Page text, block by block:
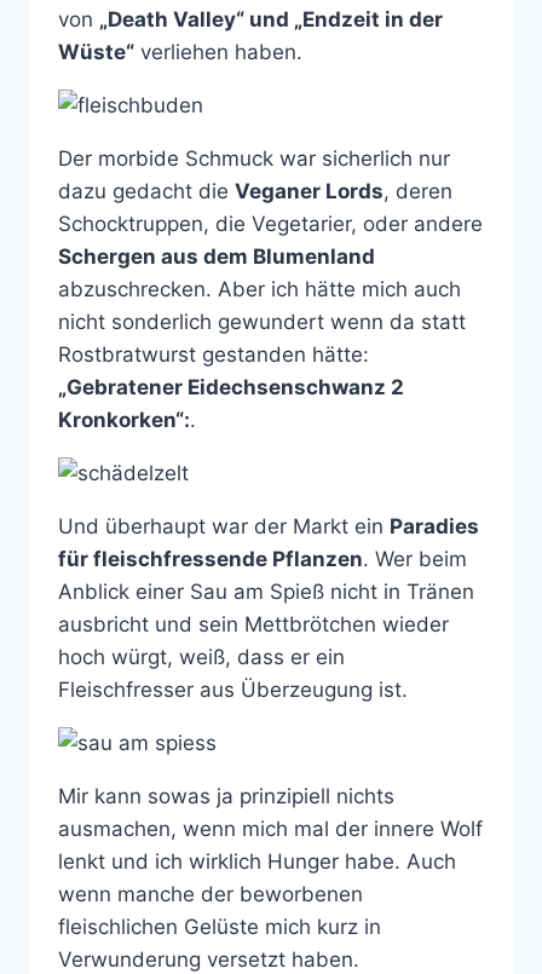
von „Death Valley“ und „Endzeit in der
Wüste“ verliehen haben.
Der morbide Schmuck war sicherlich nur
dazu gedacht die Veganer Lords, deren
Schocktruppen, die Vegetarier, oder andere
Schergen aus dem Blumenland
abzuschrecken. Aber ich hätte mich auch
nicht sonderlich gewundert wenn da statt
Rostbratwurst gestanden hätte:
„Gebratener Eidechsenschwanz 2
Kronkorken“:.
Und überhaupt war der Markt ein Paradies
für fleischfressende Pflanzen. Wer beim
Anblick einer Sau am Spieß nicht in Tränen
ausbricht und sein Mettbrötchen wieder
hoch würgt, weiß, dass er ein
Fleischfresser aus Überzeugung ist.
Mir kann sowas ja prinzipiell nichts
ausmachen, wenn mich mal der innere Wolf
lenkt und ich wirklich Hunger habe. Auch
wenn manche der beworbenen
fleischlichen Gelüste mich kurz in
Verwunderung versetzt haben.